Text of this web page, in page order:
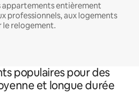
appartements entièrement
professionnels, aux logements
relogement.
populaires pour des
et longue durée